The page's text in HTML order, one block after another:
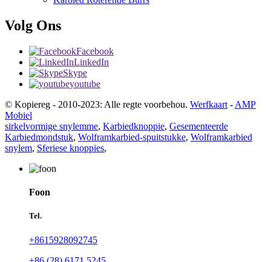
Volg Ons
Facebook
LinkedIn
Skype
youtube
© Kopiereg - 2010-2023: Alle regte voorbehou. Werfkaart - AMP
Mobiel
sirkelvormige snylemme, Karbiedknoppie, Gesementeerde
Karbiedmondstuk, Wolframkarbied-spuitstukke, Wolframkarbied
snylem, Sferiese knoppies,
Foon
Tel.
+8615928092745